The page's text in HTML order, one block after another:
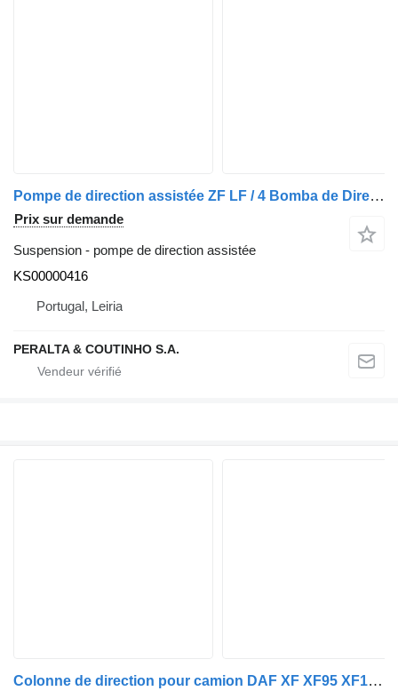
Pompe de direction assistée ZF LF / 4 Bomba de Direção LF;CF KS00000416 pour camion DAF LF;CF
Prix sur demande
Suspension - pompe de direction assistée
KS00000416
Portugal, Leiria
PERALTA & COUTINHO S.A.
Colonne de direction pour camion DAF XF XF95 XF105 XF106 CF LF